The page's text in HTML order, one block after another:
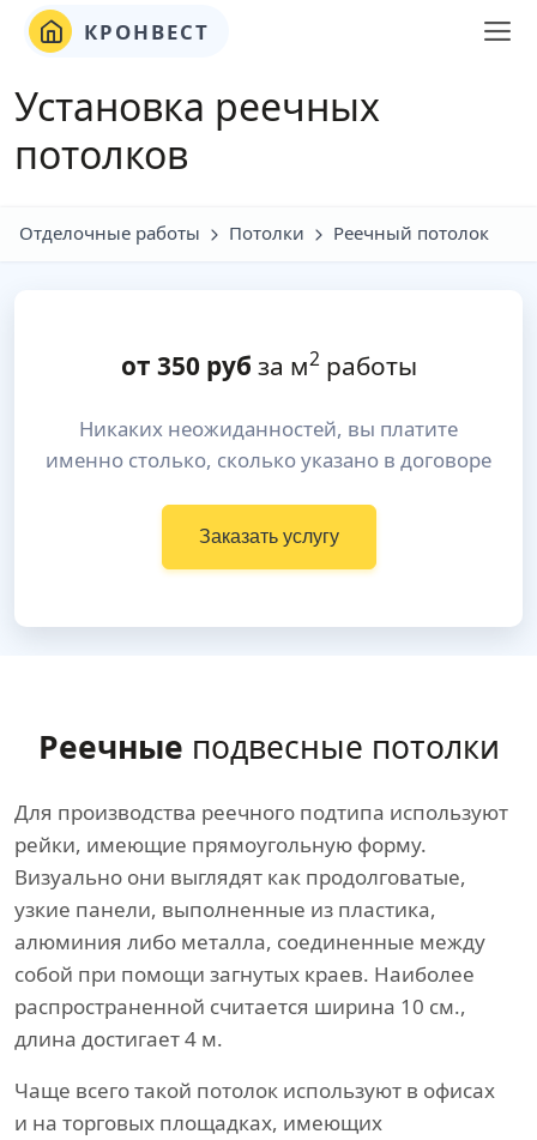
КРОНВЕСТ
Установка реечных
потолков
Отделочные работы Потолки Реечный потолок
от 350руб за м2работы
Никаких неожиданностей, вы платите
именно столько, сколько указано в договоре
Заказать услугу
Реечные подвесные потолки
Для производства реечного подтипа используют
рейки, имеющие прямоугольную форму.
Визуально они выглядят как продолговатые,
узкие панели, выполненные из пластика,
алюминия либо металла, соединенные между
собой при помощи загнутых краев. Наиболее
распространенной считается ширина 10 см.,
длина достигает 4 м.
Чаще всего такой потолок используют в офисах
и на торговых площадках, имеющих